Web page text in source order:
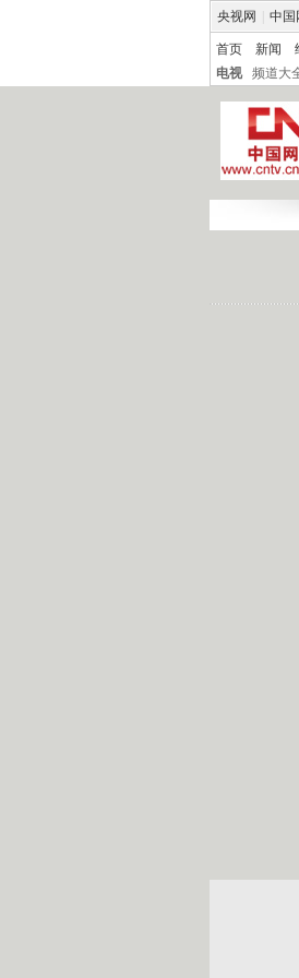
央视网 中国
首页 新闻
电视
频道大